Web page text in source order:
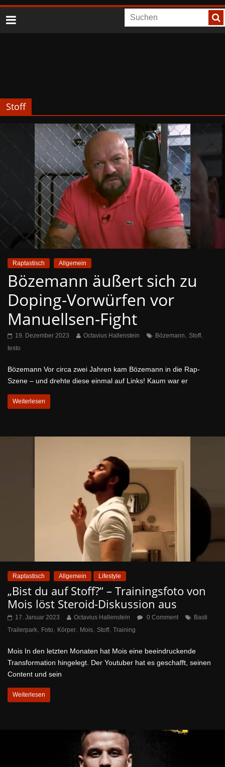
Stoff
Raptastisch Allgemein
Bözemann äußert sich zu
Doping-Vorwürfen vor
Manuellsen-Fight
19. Dezember 2023 Octavius Hallenstein Bözemann, Stoff,
testo
Bözemann Vor circa zwei Jahren kam Bözemann in die Rap-
Szene – und drehte diese einmal auf Links! Kaum war er
Weiterlesen
Raptastisch Allgemein Lifestyle
„Bist du auf Stoff?“ – Trainingsfoto von
Mois löst Steroid-Diskussion aus
17. Januar 2023 Octavius Hallenstein 0 Comment
Basti
Trailerpark, Foto, Körper, Mois, Stoff, Training
Mois In den letzten Monaten hat Mois eine beeindruckende
Transformation hingelegt. Der Youtuber hat es geschafft, seinen
Content und sein
Weiterlesen